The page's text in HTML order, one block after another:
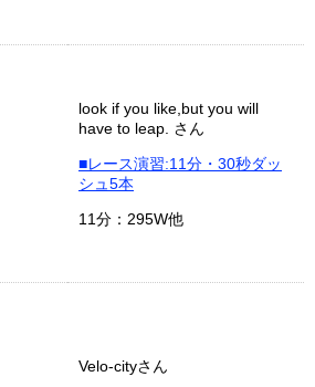
look if you like,but you will
have to leap. さん
■レース演習:11分・30秒ダッ
シュ5本
11分：295W他
Velo-cityさん